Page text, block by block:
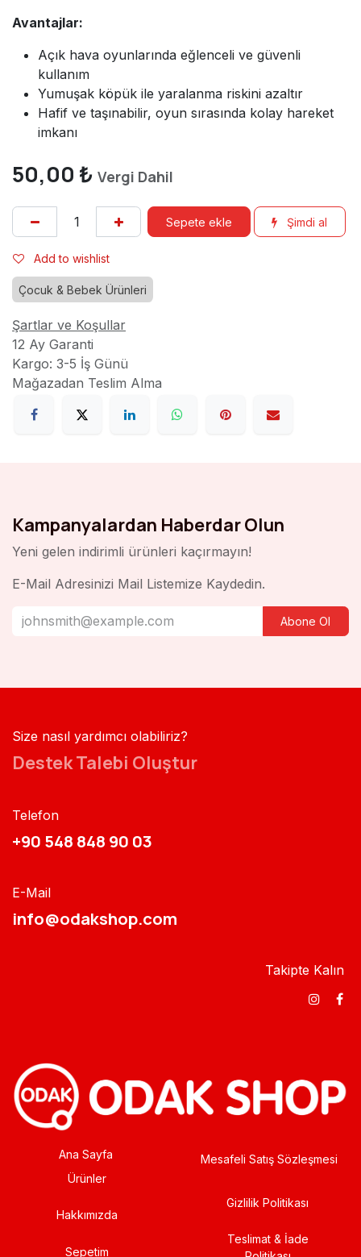
Avantajlar:
Açık hava oyunlarında eğlenceli ve güvenli
kullanım
Yumuşak köpük ile yaralanma riskini azaltır
Hafif ve taşınabilir, oyun sırasında kolay hareket
imkanı
50,00 ₺ Vergi Dahil
Sepete ekle Şimdi al
Add to wishlist
Çocuk & Bebek Ürünleri
Şartlar ve Koşullar
12 Ay Garanti
Kargo: 3-5 İş Günü
Mağazadan Teslim Alma
Kampanyalardan Haberdar Olun
Yeni gelen indirimli ürünleri kaçırmayın!
E-Mail Adresinizi Mail Listemize Kaydedin.
Abone Ol
Size nasıl yardımcı olabiliriz?
Destek Talebi Oluştur
Telefon
+90 548 848 90 03​​
E-Mail
info@odakshop.com​
Takipte Kalın
Ana Sayfa
Ürünler
Hakkımızda
Sepetim
Mesafeli Satış Sözleşmesi
Gizlilik Politikası
Teslimat & İade